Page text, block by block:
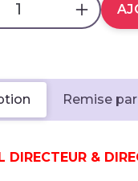
Remise
DIRECTEUR &